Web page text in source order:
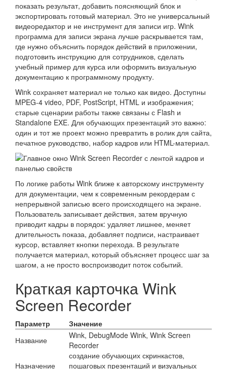
показать результат, добавить поясняющий блок и
экспортировать готовый материал. Это не универсальный
видеоредактор и не инструмент для записи игр. Wink
программа для записи экрана лучше раскрывается там,
где нужно объяснить порядок действий в приложении,
подготовить инструкцию для сотрудников, сделать
учебный пример для курса или оформить визуальную
документацию к программному продукту.
Wink сохраняет материал не только как видео. Доступны
MPEG-4 video, PDF, PostScript, HTML и изображения;
старые сценарии работы также связаны с Flash и
Standalone EXE. Для обучающих презентаций это важно:
один и тот же проект можно превратить в ролик для сайта,
печатное руководство, набор кадров или HTML-материал.
По логике работы Wink ближе к авторскому инструменту
для документации, чем к современным рекордерам с
непрерывной записью всего происходящего на экране.
Пользователь записывает действия, затем вручную
приводит кадры в порядок: удаляет лишнее, меняет
длительность показа, добавляет подписи, настраивает
курсор, вставляет кнопки перехода. В результате
получается материал, который объясняет процесс шаг за
шагом, а не просто воспроизводит поток событий.
Краткая карточка Wink
Screen Recorder
Параметр
Значение
Название
Wink, DebugMode Wink, Wink Screen
Recorder
Назначение
создание обучающих скринкастов,
пошаговых презентаций и визуальных